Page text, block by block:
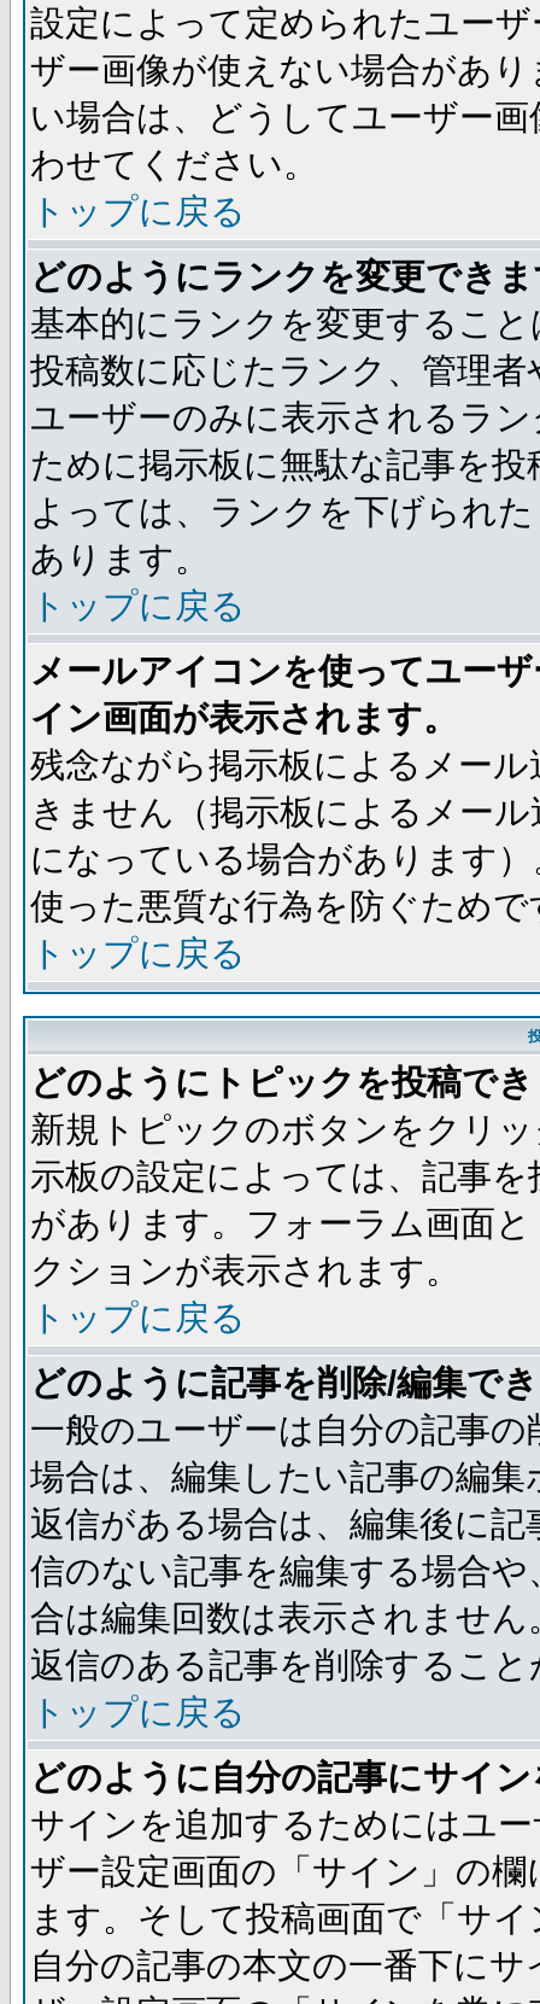
設定によって定められたユー
ザー画像が使えない場合があ
い場合は、どうしてユーザー
わせてください。
トップに戻る
どのようにランクを変更でき
基本的にランクを変更するこ
投稿数に応じたランク、管理
ユーザーのみに表示されるラ
ために掲示板に無駄な記事を
よっては、ランクを下げられ
あります。
トップに戻る
メールアイコンを使ってユー
イン画面が表示されます。
残念ながら掲示板によるメー
きません（掲示板によるメー
になっている場合があります
使った悪質な行為を防ぐためで
トップに戻る
どのようにトピックを投稿で
新規トピックのボタンをクリ
示板の設定によっては、記事
があります。フォーラム画面
クションが表示されます。
トップに戻る
どのように記事を削除/編集で
一般のユーザーは自分の記事
場合は、編集したい記事の編
返信がある場合は、編集後に
信のない記事を編集する場合
合は編集回数は表示されませ
返信のある記事を削除するこ
トップに戻る
どのように自分の記事にサイ
サインを追加するためにはユ
ザー設定画面の「サイン」の
ます。そして投稿画面で「サ
自分の記事の本文の一番下に